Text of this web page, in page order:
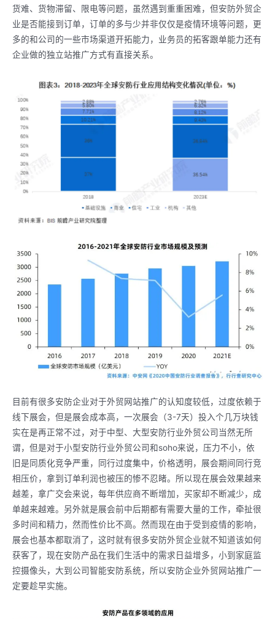
货难、货物滞留、限电等问题，虽然遇到重重困难，但安防外贸企
业是否能接到订单，订单的多与少并非仅仅是疫情环境等问题，更
多的和公司的一些市场渠道开拓能力，业务员的拓客跟单能力还有
企业做的独立站推广方式有直接关系。
目前有很多安防企业对于外贸网站推广的认知度较低，过度依赖于
线下展会，但是展会成本高，一次展会（3-7天）投入个几万块钱
实在是再正常不过，对于中型、大型安防行业外贸公司当然无所
谓，但是对于小型安防行业外贸公司和soho来说，压力不小，依
旧是同质化竞争严重，同行过度集中，价格透明，展会期间同行竞
相压价，拿到订单利润也被压的惨不忍睹。所以现在展会效果越来
越差，拿广交会来说，每年供应商不断增加，买家却不断减少，成
单越来越难。另外就是展会前中后期都有需要大量的工作，牵扯很
多时间和精力，然而性价比不高。然而现在由于受到疫情的影响，
展会也基本都取消了，这时就有很多安防外贸企业就不知道该如何
获客了，现在安防产品在我们生活中的需求日益增多，小到家庭监
控摄像头，大到公司智能安防系统，所以安防企业外贸网站推广一
定要趁早实施。